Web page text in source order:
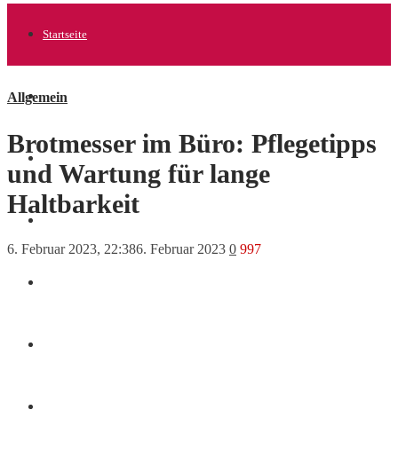
Startseite
Allgemein
Allgemein
Brotmesser im Büro: Pflegetipps
und Wartung für lange
Haltbarkeit
6. Februar 2023, 22:386. Februar 2023 0 997